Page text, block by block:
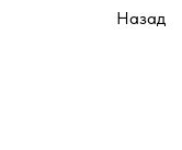
Назад